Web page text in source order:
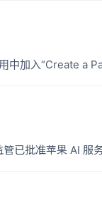
加入“Create a
已批准苹果 AI 服